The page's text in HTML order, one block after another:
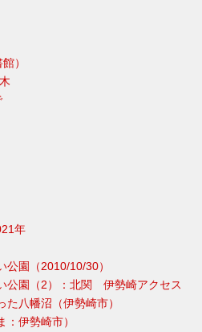
）
年
園（2010/10/30）
公園（2）：北関 伊勢崎アクセス
八幡沼（伊勢崎市）
伊勢崎市）